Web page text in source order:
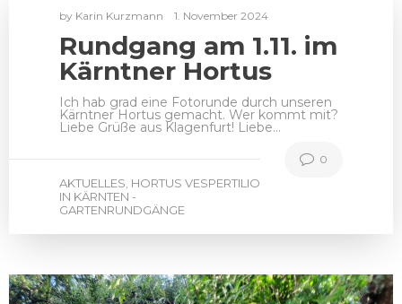
by Karin Kurzmann 1. November 2024
Rundgang am 1.11. im
Kärntner Hortus
Ich hab grad eine Fotorunde durch unseren
Kärntner Hortus gemacht. Wer kommt mit?
Liebe Grüße aus Klagenfurt! Liebe…
AKTUELLES, HORTUS VESPERTILIO
IN KÄRNTEN -
GARTENRUNDGÄNGE
0